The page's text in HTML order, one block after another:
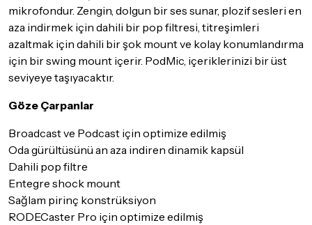
iade/değişim şartlarını kontrol ettiğinizden emin olun.
Detaylar için
tıklayınız
mikrofondur. Zengin, dolgun bir ses sunar, plozif sesleri en
aza indirmek için dahili bir pop filtresi, titreşimleri
azaltmak için dahili bir şok mount ve kolay konumlandırma
için bir swing mount içerir. PodMic, içeriklerinizi bir üst
seviyeye taşıyacaktır.
Göze Çarpanlar
Broadcast ve Podcast için optimize edilmiş
Oda gürültüsünü an aza indiren dinamik kapsül
Dahili pop filtre
Entegre shock mount
Sağlam pirinç konstrüksiyon
RODECaster Pro için optimize edilmiş